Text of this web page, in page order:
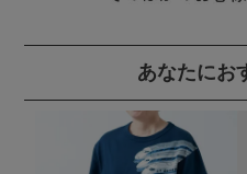
あなたにお